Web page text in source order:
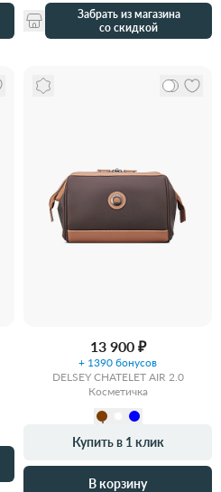
Забрать из магазина
со скидкой
13 900 ₽
+ 1390 бонусов
DELSEY CHATELET AIR 2.0
Косметичка
Купить в 1 клик
В корзину